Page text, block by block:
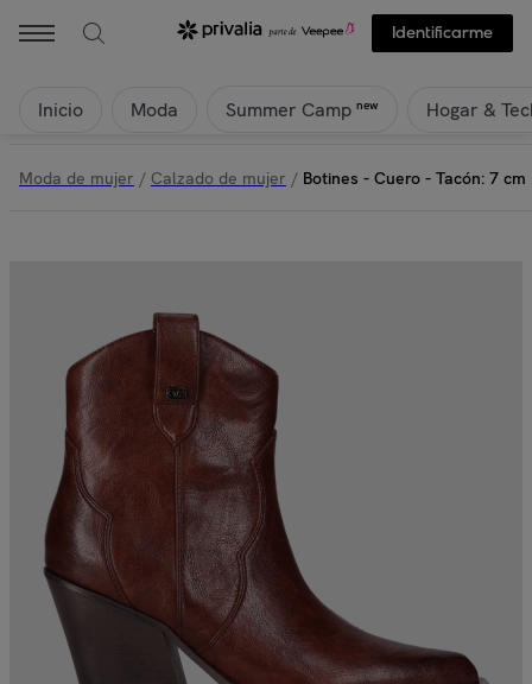
Identificarme
Inicio Moda Summer Camp new Hogar &
Moda de mujer / Calzado de mujer / Botines - Cuero - Tacón: 7 cm